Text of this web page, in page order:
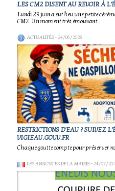
LES CM2 DISENT AU REVOIR À
Lundi 29 juin a eut lieu une petite
CM2. Un moment très émouvant..
ACTUALITÉS- 24/06/2026
RESTRICTIONS D'EAU ? SUIVEZ
VIGIEAU.GOUV.FR
Chaque goutte compte pour préserver
LES ANNONCES DE LA MAIRIE- 24/07/